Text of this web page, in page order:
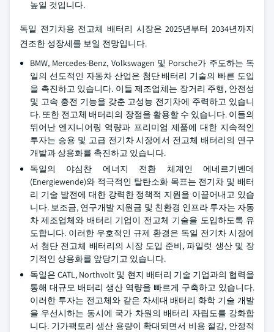
높일 것입니다.
독일 전기차용 전고체 배터리 시장은 2025년부터 2034년까지
견조한 성장세를 보일 전망입니다.
BMW, Mercedes-Benz, Volkswagen 및 Porsche가 주도하는 독
일의 선도적인 자동차 산업은 첨단 배터리 기술의 빠른 도입
을 촉진하고 있습니다. 이들 제조업체는 장거리 주행, 안전성
및 고속 충전 기능을 갖춘 고성능 전기차에 주력하고 있습니
다. 또한 전고체 배터리의 장점을 활용할 수 있습니다. 이들의
뛰어난 엔지니어링 역량과 프리미엄 제품에 대한 지속적인
투자는 승용 및 고급 전기차 시장에서 전고체 배터리의 연구
개발과 상용화를 촉진하고 있습니다.
독일의 야심찬 에너지 전환 체계인 에네르기벤데
(Energiewende)와 적극적인 탈탄소화 목표는 전기차 및 배터
리 기술 발전에 대한 강력한 정책적 지원을 이끌어내고 있습
니다. 보조금, 연구개발 지원금 및 친환경 인프라 투자는 자동
차 제조업체와 배터리 기업이 전고체 기술을 도입하도록 유
도합니다. 이러한 우호적인 규제 환경은 독일 전기차 시장에
서 첨단 전고체 배터리의 시장 도입 준비, 파일럿 생산 및 장
기적인 상용화를 앞당기고 있습니다.
독일은 CATL, Northvolt 및 현지 배터리 기술 기업과의 협력을
통해 대규모 배터리 생산 역량을 빠르게 구축하고 있습니다.
이러한 투자는 전고체와 같은 차세대 배터리 화학 기술 개발
을 우선시하는 동시에 국가 차원의 배터리 자립도를 강화합
니다. 기가팩토리 생산 용량이 확대되면서 비용 절감, 안정적